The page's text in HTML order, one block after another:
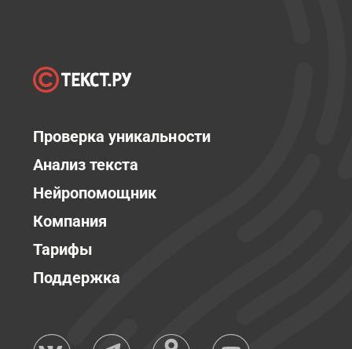
Проверка уникальности
Анализ текста
Нейропомощник
Компания
Тарифы
Поддержка